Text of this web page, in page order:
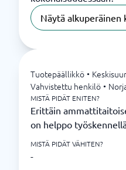
Näytä alkuperäinen
Tuotepäällikkö •
Vahvistettu henkilö •
MISTÄ PIDÄT ENITEN?
Erittäin
on helppo
MISTÄ PIDÄT VÄHITEN?
-